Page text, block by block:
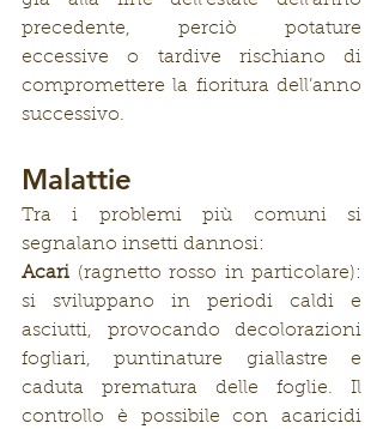
precedente, perciò potature
eccessive o tardive rischiano di
compromettere la fioritura dell’anno
successivo.
Malattie
Tra i problemi più comuni si
segnalano insetti dannosi:
Acari (ragnetto rosso in particolare):
si sviluppano in periodi caldi e
asciutti, provocando decolorazioni
fogliari, puntinature giallastre e
caduta prematura delle foglie. Il
controllo è possibile con acaricidi